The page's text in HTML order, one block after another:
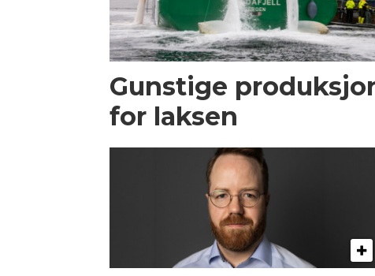
Gunstige
for laksen